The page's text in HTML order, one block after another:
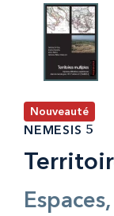
Nouveauté
NEMESIS 5